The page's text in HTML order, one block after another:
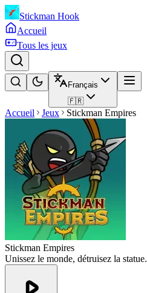
Stickman Hook
Accueil
Tous les jeux
Français
🇫🇷
Accueil Jeux Stickman Empires
Stickman Empires
Unissez le monde, détruisez la statue.